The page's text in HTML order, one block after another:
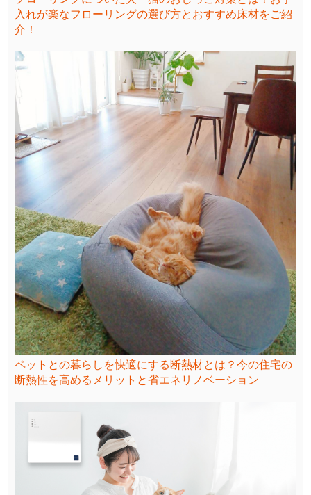
入れが楽なフローリングの選び方とおすすめ床材をご紹
介！
ペットとの暮らしを快適にする断熱材とは？今の住宅の
断熱性を高めるメリットと省エネリノベーション